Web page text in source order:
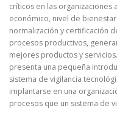
críticos en las
económico, nivel de
normalización y certificación
procesos productivos,
mejores productos y
presenta una pequeña
sistema de vigilancia
implantarse en una
procesos que un sistema de